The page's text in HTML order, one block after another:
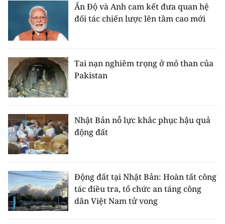
Ấn Độ và Anh cam kết đưa quan hệ
đối tác chiến lược lên tầm cao mới
Tai nạn nghiêm trọng ở mỏ than của
Pakistan
Nhật Bản nỗ lực khắc phục hậu quả
động đất
Động đất tại Nhật Bản: Hoàn tất công
tác điều tra, tổ chức an táng công
dân Việt Nam tử vong